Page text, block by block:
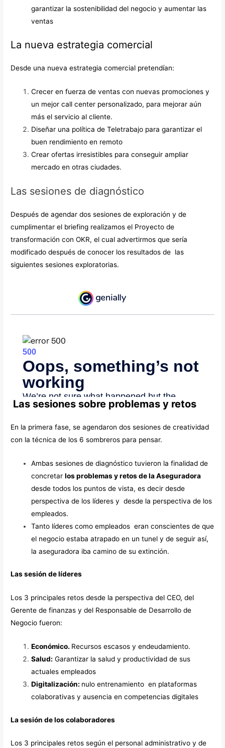
garantizar la sostenibilidad del negocio y aumentar las
ventas
La nueva estrategia comercial
Desde una nueva estrategia comercial pretendían:
Crecer en fuerza de ventas con nuevas promociones y
un mejor call center personalizado, para mejorar aún
más el servicio al cliente.
Diseñar una política de Teletrabajo para garantizar el
buen rendimiento en remoto
Crear ofertas irresistibles para conseguir ampliar
mercado en otras ciudades.
Las sesiones de diagnóstico
Después de agendar dos sesiones de exploración y de
cumplimentar el briefing realizamos el Proyecto de
transformación con OKR, el cual advertirmos que sería
modificado después de conocer los resultados de las
siguientes sesiones exploratorias.
Las sesiones sobre problemas y retos
En la primera fase, se agendaron dos sesiones de creatividad
con la técnica de los 6 sombreros para pensar.
Ambas sesiones de diagnóstico tuvieron la finalidad de
concretarlos problemas y retos de la Aseguradora
desde todos los puntos de vista, es decir desde
perspectiva de los líderes y desde la perspectiva de los
empleados.
Tanto líderes como empleados eran conscientes de que
el negocio estaba atrapado en un tunel y de seguir así,
la aseguradora iba camino de su extinción.
Las sesión de líderes
Los 3 principales retos desde la perspectiva del CEO, del
Gerente de finanzas y del Responsable de Desarrollo de
Negocio fueron:
Económico. Recursos escasos y endeudamiento.
Salud: Garantizar la salud y productividad de sus
actuales empleados
Digitalización: nulo entrenamiento en plataformas
colaborativas y ausencia en competencias digitales
La sesión de los colaboradores
Los 3 principales retos según el personal administrativo y de